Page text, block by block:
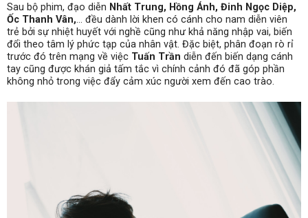
Sau bộ phim, đạo diễn Nhất Trung, Hồng Ánh, Đinh Ngọc Diệp,
Ốc Thanh Vân,… đều dành lời khen có cánh cho nam diễn viên
trẻ bởi sự nhiệt huyết với nghề cũng như khả năng nhập vai, biến
đổi theo tâm lý phức tạp của nhân vật. Đặc biệt, phân đoạn rò rỉ
trước đó trên mạng về việc Tuấn Trần diễn đến biến dạng cánh
tay cũng được khán giả tấm tắc vì chính cảnh đó đã góp phần
không nhỏ trong việc đẩy cảm xúc người xem đến cao trào.